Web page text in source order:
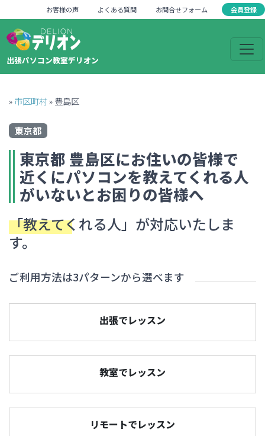
お客様の声 よくある質問 お問合せフォーム 会員登録
出張パソコン教室デリオン
»市区町村»豊島区
東京都
東京都 豊島区にお住いの皆様で
近くにパソコンを教えてくれる人
がいないとお困りの皆様へ
「教えてくれる人」 が対応いたしま
す。
ご利用方法は3パターンから選べます
出張でレッスン
教室でレッスン
リモートでレッスン